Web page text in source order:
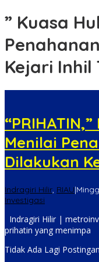
” Kuasa
Kejari Inhil
Menilai
Dilakukan
Indragiri Hilir, RIAU|
Investigasi
Indragiri Hilir |
prihatin yang menimpa
Tidak Ada Lagi